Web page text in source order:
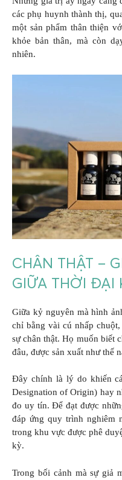
các phụ huynh thành thị,
một sản phẩm thân thiện
khỏe bản thân, mà còn
nhiên.
CHÂN THẬT –
GIỮA THỜI ĐẠI
Giữa kỷ nguyên mà hình
chỉ bằng vài cú nhấp
sự chân thật. Họ muốn biết
đâu, được sản xuất như thế
Đây chính là lý do khiến
Designation of Origin) hay
đo uy tín. Để đạt được
đáp ứng quy trình nghiêm
trong khu vực được phê
kỳ.
Trong bối cảnh mà sự giả